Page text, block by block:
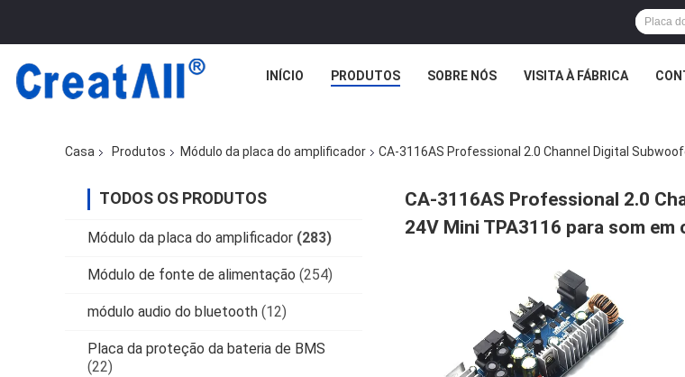
INÍCIO PRODUTOS SOBRE NÓS VISITA À FÁBRICA
Casa Produtos Módulo da placa do amplificador CA-3116AS Professional 2.0 Channel Digital
TODOS OS PRODUTOS
Módulo da placa do amplificador (283)
Módulo de fonte de alimentação (254)
módulo audio do bluetooth (12)
Placa da proteção da bateria de BMS
(22)
CA-3116AS Professional 2.0
24V Mini TPA3116 para som em